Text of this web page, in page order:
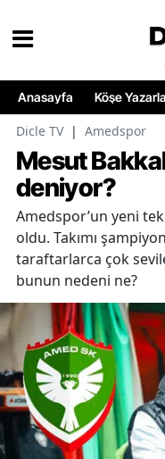
Anasayfa Köşe
Dicle TV | Amedspor
Mesut
deniyor?
Amedspor’un yeni
oldu. Takımı
taraftarlarca çok
bunun nedeni ne?